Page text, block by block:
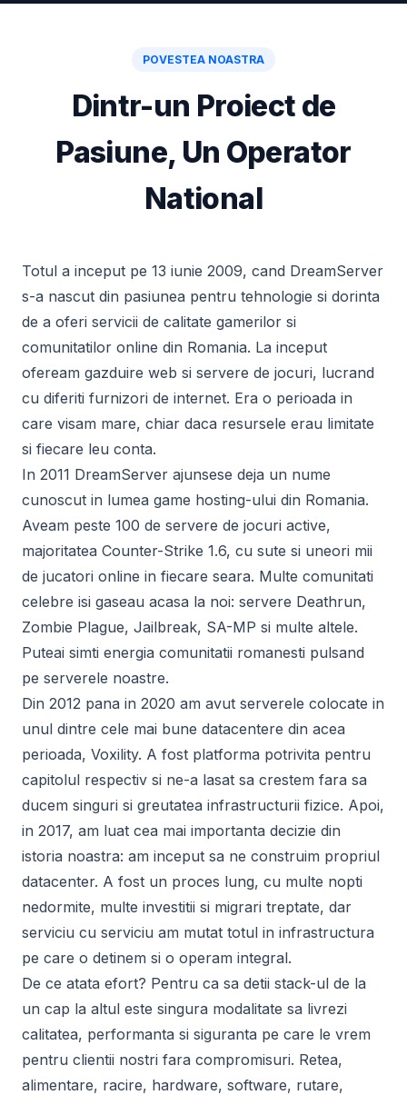
POVESTEA NOASTRA
Dintr-un Proiect de
Pasiune, Un Operator
National
Totul a inceput pe 13 iunie 2009, cand DreamServer
s-a nascut din pasiunea pentru tehnologie si dorinta
de a oferi servicii de calitate gamerilor si
comunitatilor online din Romania. La inceput
ofeream gazduire web si servere de jocuri, lucrand
cu diferiti furnizori de internet. Era o perioada in
care visam mare, chiar daca resursele erau limitate
si fiecare leu conta.
In 2011 DreamServer ajunsese deja un nume
cunoscut in lumea game hosting-ului din Romania.
Aveam peste 100 de servere de jocuri active,
majoritatea Counter-Strike 1.6, cu sute si uneori mii
de jucatori online in fiecare seara. Multe comunitati
celebre isi gaseau acasa la noi: servere Deathrun,
Zombie Plague, Jailbreak, SA-MP si multe altele.
Puteai simti energia comunitatii romanesti pulsand
pe serverele noastre.
Din 2012 pana in 2020 am avut serverele colocate in
unul dintre cele mai bune datacentere din acea
perioada, Voxility. A fost platforma potrivita pentru
capitolul respectiv si ne-a lasat sa crestem fara sa
ducem singuri si greutatea infrastructurii fizice. Apoi,
in 2017, am luat cea mai importanta decizie din
istoria noastra: am inceput sa ne construim propriul
datacenter. A fost un proces lung, cu multe nopti
nedormite, multe investitii si migrari treptate, dar
serviciu cu serviciu am mutat totul in infrastructura
pe care o detinem si o operam integral.
De ce atata efort? Pentru ca sa detii stack-ul de la
un cap la altul este singura modalitate sa livrezi
calitatea, performanta si siguranta pe care le vrem
pentru clientii nostri fara compromisuri. Retea,
alimentare, racire, hardware, software, rutare,